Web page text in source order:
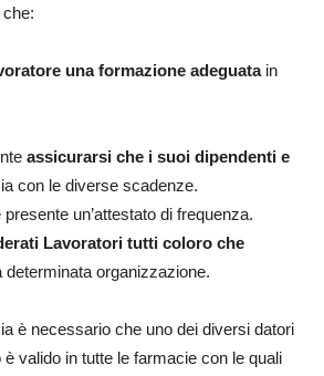
una formazione adeguatain
assicurarsi che i suoi dipendenti e
con le diverse scadenze.
presente un’attestato di frequenza.
Lavoratori tutti coloro che
determinata organizzazione.
è necessario che uno dei diversi datori
valido in tutte le farmacie con le quali